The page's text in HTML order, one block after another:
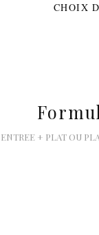
CHOIX
ENTREE + PLAT OU